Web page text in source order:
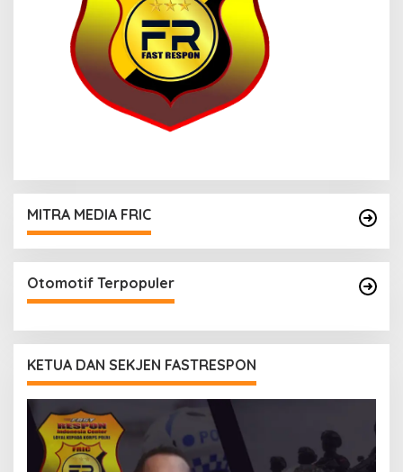
MITRA MEDIA FRIC
Otomotif Terpopuler
KETUA DAN SEKJEN FASTRESPON